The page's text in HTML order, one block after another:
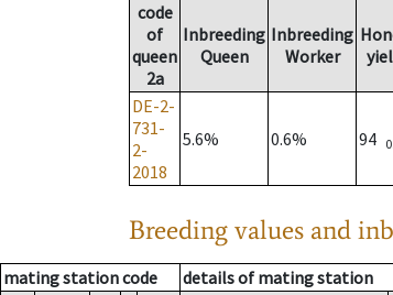
code
of
queen
2a
Inbreeding
Queen
Inbreeding
Worker
DE-2-
731-
2-
2018
5.6% 0.6% 94
Breeding values and
mating station code details of mating station